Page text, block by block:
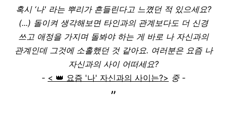
혹시 ‘나' 라는 뿌리가 흔들린다고 느꼈던 적 있으세요?
(...) 돌이켜 생각해보면 타인과의 관계보다도 더 신경
쓰고 애정을 가지며 돌봐야 하는 게 바로 나 자신과의
관계인데 그것에 소홀했던 것 같아요. 여러분은 요즘 나
자신과의 사이 어떠세요?
- < 👑 요즘 '나' 자신과의 사이는?> 중 -
”